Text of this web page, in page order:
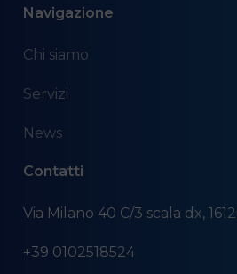
Navigazione
Chi siamo
Servizi
News
Contatti
Via Milano 40 C/3 scala dx,
+39 0102518524